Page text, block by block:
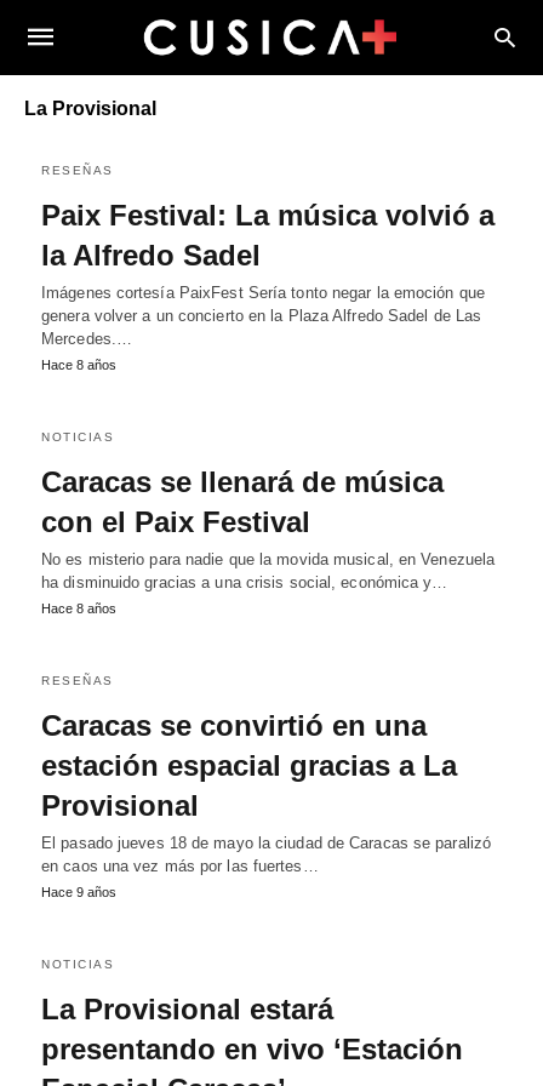
La Provisional
RESEÑAS
Paix Festival: La música volvió a
la Alfredo Sadel
Imágenes cortesía PaixFest Sería tonto negar la emoción que
genera volver a un concierto en la Plaza Alfredo Sadel de Las
Mercedes.…
Hace 8 años
NOTICIAS
Caracas se llenará de música
con el Paix Festival
No es misterio para nadie que la movida musical, en Venezuela
ha disminuido gracias a una crisis social, económica y…
Hace 8 años
RESEÑAS
Caracas se convirtió en una
estación espacial gracias a La
Provisional
El pasado jueves 18 de mayo la ciudad de Caracas se paralizó
en caos una vez más por las fuertes…
Hace 9 años
NOTICIAS
La Provisional estará
presentando en vivo ‘Estación